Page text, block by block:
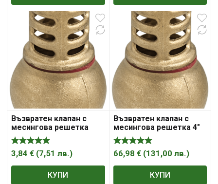
Възвратен клапан с
месингова решетка
3/4″
3,84 € (7,51 лв.)
КУПИ
Възвратен клапан с
месингова решетка 4″
66,98 € (131,00 лв.)
КУПИ